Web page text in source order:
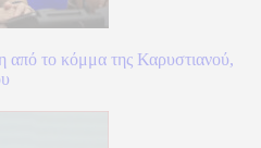
το κόμμα της Καρυστιανού,